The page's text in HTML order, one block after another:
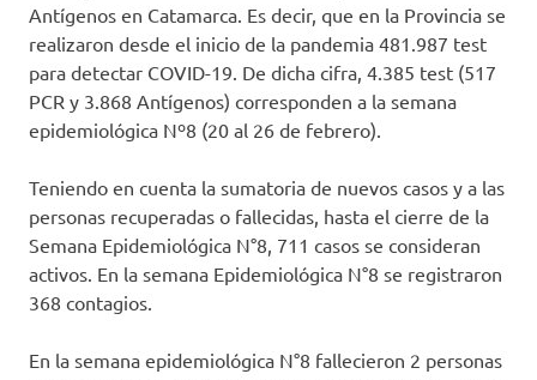
Antígenos en Catamarca. Es decir, que en la Provincia se
realizaron desde el inicio de la pandemia 481.987 test
para detectar COVID-19. De dicha cifra, 4.385 test (517
PCR y 3.868 Antígenos) corresponden a la semana
epidemiológica Nº8 (20 al 26 de febrero).
Teniendo en cuenta la sumatoria de nuevos casos y a las
personas recuperadas o fallecidas, hasta el cierre de la
Semana Epidemiológica N°8, 711 casos se consideran
activos. En la semana Epidemiológica N°8 se registraron
368 contagios.
En la semana epidemiológica N°8 fallecieron 2 personas